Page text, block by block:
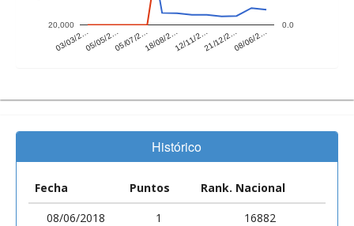
03/03/2…05/05/2…05/07/2…18/08/2…12/11/2…21/12/2…08/06/2…
20,000 0.0
Histórico
Fecha Puntos
Rank. Nacional
08/06/2018
1
16882